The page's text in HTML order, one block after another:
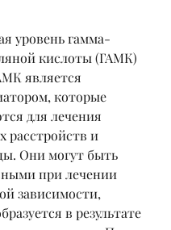
кислоты (ГАМК)
является
которые
для лечения
расстройств и
Они могут быть
при лечении
зависимости,
в результате